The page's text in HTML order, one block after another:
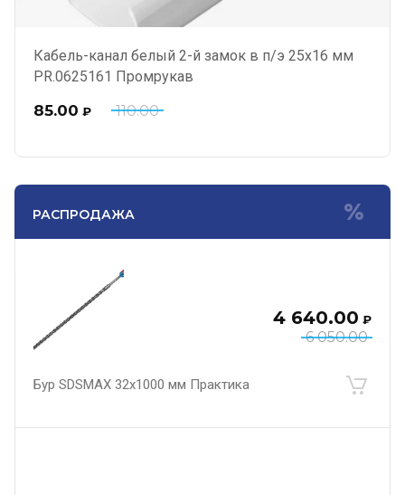
Кабель-канал белый 2-й замок в п/э 25х16 мм
PR.0625161 Промрукав
110.00
85.00 ₽
РАСПРОДАЖА
6 050.00
4 640.00 ₽
Бур SDSMAX 32х1000 мм Практика